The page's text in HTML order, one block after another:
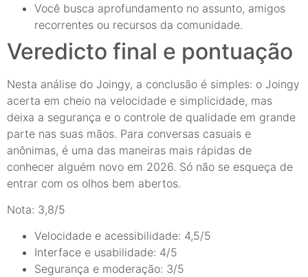
Você busca aprofundamento no assunto, amigos
recorrentes ou recursos da comunidade.
Veredicto final e pontuação
Nesta análise do Joingy, a conclusão é simples: o Joingy
acerta em cheio na velocidade e simplicidade, mas
deixa a segurança e o controle de qualidade em grande
parte nas suas mãos. Para conversas casuais e
anônimas, é uma das maneiras mais rápidas de
conhecer alguém novo em 2026. Só não se esqueça de
entrar com os olhos bem abertos.
Nota: 3,8/5
Velocidade e acessibilidade: 4,5/5
Interface e usabilidade: 4/5
Segurança e moderação: 3/5